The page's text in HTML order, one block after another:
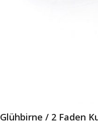
Glühbirne / 2 Faden